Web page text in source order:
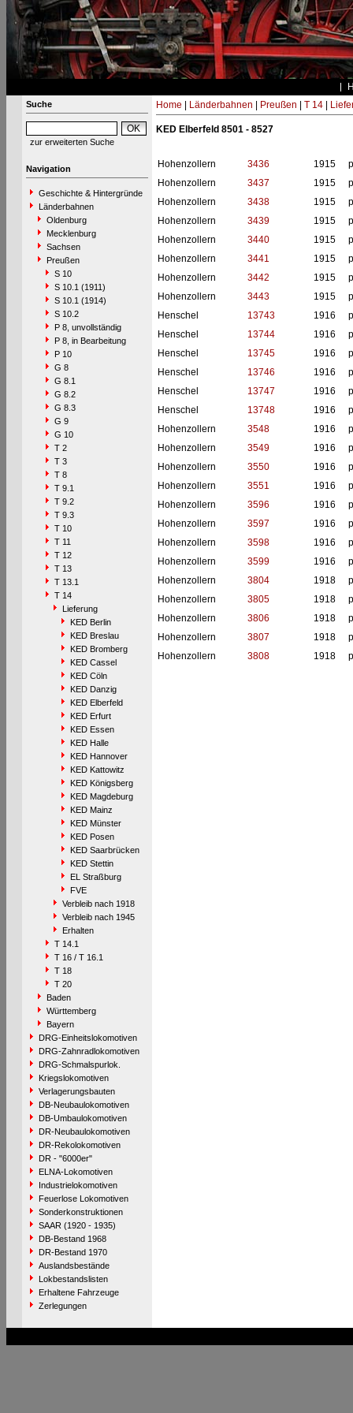
Suche
zur erweiterten Suche
Navigation
Geschichte & Hintergründe
Länderbahnen
Oldenburg
Mecklenburg
Sachsen
Preußen
S 10
S 10.1 (1911)
S 10.1 (1914)
S 10.2
P 8, unvollständig
P 8, in Bearbeitung
P 10
G 8
G 8.1
G 8.2
G 8.3
G 9
G 10
T 2
T 3
T 8
T 9.1
T 9.2
T 9.3
T 10
T 11
T 12
T 13
T 13.1
T 14
Lieferung
KED Berlin
KED Breslau
KED Bromberg
KED Cassel
KED Cöln
KED Danzig
KED Elberfeld
KED Erfurt
KED Essen
KED Halle
KED Hannover
KED Kattowitz
KED Königsberg
KED Magdeburg
KED Mainz
KED Münster
KED Posen
KED Saarbrücken
KED Stettin
EL Straßburg
FVE
Verbleib nach 1918
Verbleib nach 1945
Erhalten
T 14.1
T 16 / T 16.1
T 18
T 20
Baden
Württemberg
Bayern
DRG-Einheitslokomotiven
DRG-Zahnradlokomotiven
DRG-Schmalspurlok.
Kriegslokomotiven
Verlagerungsbauten
DB-Neubaulokomotiven
DB-Umbaulokomotiven
DR-Neubaulokomotiven
DR-Rekolokomotiven
DR - "6000er"
ELNA-Lokomotiven
Industrielokomotiven
Feuerlose Lokomotiven
Sonderkonstruktionen
SAAR (1920 - 1935)
DB-Bestand 1968
DR-Bestand 1970
Auslandsbestände
Lokbestandslisten
Erhaltene Fahrzeuge
Zerlegungen
Home Länderbahnen Preußen T 14|
KED Elberfeld 8501 - 8527
Hohenzollern 3436 1915
Hohenzollern
3437 1915
Hohenzollern
3438 1915
Hohenzollern
3439 1915
Hohenzollern
3440 1915
Hohenzollern
3441 1915
Hohenzollern
3442 1915
Hohenzollern
3443 1915
Henschel
13743 1916
Henschel
13744 1916
Henschel
13745 1916
Henschel
13746 1916
Henschel
13747 1916
Henschel
13748 1916
Hohenzollern
3548 1916
Hohenzollern
3549 1916
Hohenzollern
3550 1916
Hohenzollern
3551 1916
Hohenzollern
3596 1916
Hohenzollern
3597 1916
Hohenzollern
3598 1916
Hohenzollern
3599 1916
Hohenzollern
3804 1918
Hohenzollern
3805 1918
Hohenzollern
3806 1918
Hohenzollern
3807 1918
Hohenzollern
3808 1918